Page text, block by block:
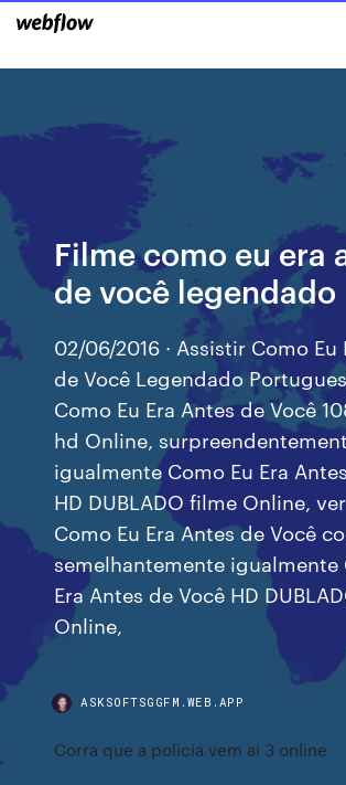
Filme como eu era
de você legendado
02/06/2016 · Assistir Como Eu
de Você Legendado
Como Eu Era Antes de Você
hd Online,
igualmente Como Eu Era
HD DUBLADO filme Online,
Como Eu Era Antes de Você
semelhantemente igualmente
Era Antes de Você HD
Online,
ASKSOFTSGGFM.WEB.APP
Corra que a policia vem ai 3 online